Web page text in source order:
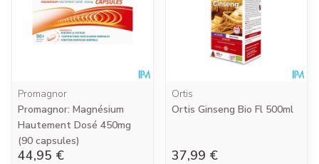
Promagnor
Promagnor: Magnésium
Hautement Dosé 450mg
(90 capsules)
44,95 €
Ortis
Ortis Ginseng Bio Fl 500ml
37,99 €